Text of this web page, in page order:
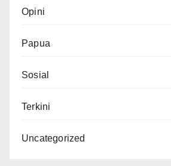
Opini
Papua
Sosial
Terkini
Uncategorized